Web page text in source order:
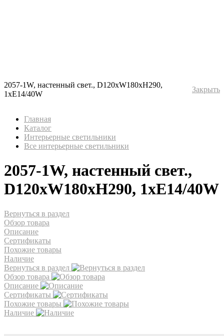
2057-1W, настенный свет., D120xW180xH290,
1xE14/40W
Закрыть
Главная
Каталог
Интерьерные светильники
Все интерьерные светильники
2057-1W, настенный свет.,
D120xW180xH290, 1xE14/40W
Вернуться в раздел
Обзор товара
Описание
Сертификаты
Похожие товары
Наличие
Вернуться в раздел
Обзор товара
Описание
Сертификаты
Похожие товары
Наличие